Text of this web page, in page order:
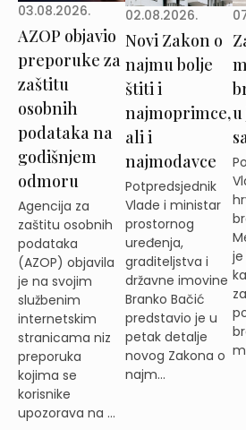
03.08.2026.
AZOP objavio
preporuke za
zaštitu
osobnih
podataka na
godišnjem
odmoru
Agencija za
zaštitu osobnih
podataka
(AZOP) objavila
je na svojim
službenim
internetskim
stranicama niz
preporuka
kojima se
korisnike
upozorava na ...
02.08.2026.
Novi Zakon o
najmu bolje
štiti i
najmoprimce,
ali i
najmodavce
Potpredsjednik
Vlade i ministar
prostornog
uređenja,
graditeljstva i
državne imovine
Branko Bačić
predstavio je u
petak detalje
novog Zakona o
najm...
u